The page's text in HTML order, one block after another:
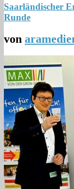
Saarländischer
Runde
von